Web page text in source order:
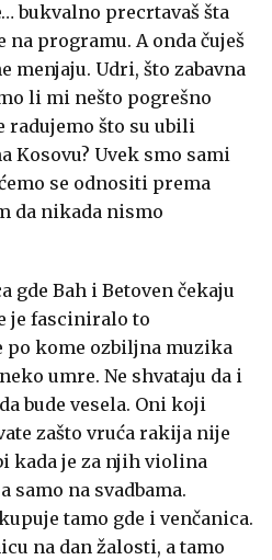
bukvalno precrtavaš šta
na programu. A onda čuješ
menjaju. Udri, što zabavna
li mi nešto pogrešno
radujemo što su ubili
Kosovu? Uvek smo sami
se odnositi prema
da nikada nismo
gde Bah i Betoven čekaju
je fasciniralo to
kome ozbiljna muzika
umre. Ne shvataju da i
bude vesela. Oni koji
zašto vruća rakija nije
kada je za njih violina
na svadbama.
tamo gde i venčanica.
na dan žalosti, a tamo